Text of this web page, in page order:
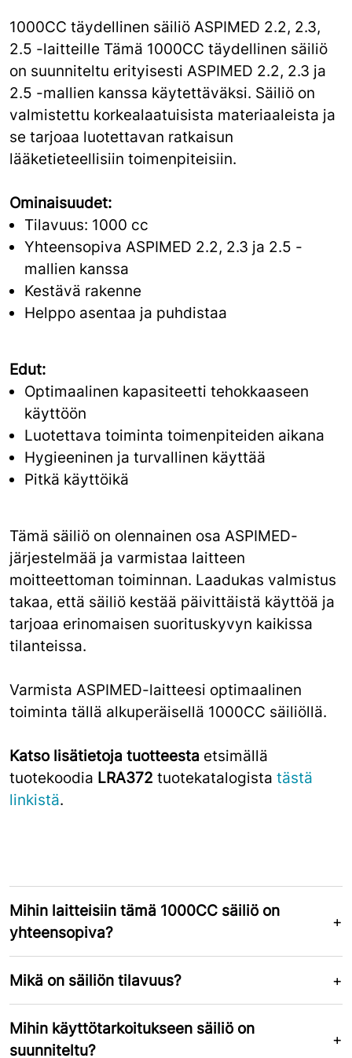
1000CC täydellinen säiliö ASPIMED 2.2, 2.3,
2.5 -laitteille Tämä 1000CC täydellinen säiliö
on suunniteltu erityisesti ASPIMED 2.2, 2.3 ja
2.5 -mallien kanssa käytettäväksi. Säiliö on
valmistettu korkealaatuisista materiaaleista ja
se tarjoaa luotettavan ratkaisun
lääketieteellisiin toimenpiteisiin.
Ominaisuudet:
Tilavuus: 1000 cc
Yhteensopiva ASPIMED 2.2, 2.3 ja 2.5 -
mallien kanssa
Kestävä rakenne
Helppo asentaa ja puhdistaa
Edut:
Optimaalinen kapasiteetti tehokkaaseen
käyttöön
Luotettava toiminta toimenpiteiden aikana
Hygieeninen ja turvallinen käyttää
Pitkä käyttöikä
Tämä säiliö on olennainen osa ASPIMED-
järjestelmää ja varmistaa laitteen
moitteettoman toiminnan. Laadukas valmistus
takaa, että säiliö kestää päivittäistä käyttöä ja
tarjoaa erinomaisen suorituskyvyn kaikissa
tilanteissa.
Varmista ASPIMED-laitteesi optimaalinen
toiminta tällä alkuperäisellä 1000CC säiliöllä.
Katso lisätietoja tuotteesta etsimällä
tuotekoodia LRA372 tuotekatalogista tästä
linkistä.
Mihin laitteisiin tämä 1000CC säiliö on
yhteensopiva?
Mikä on säiliön tilavuus?
Mihin käyttötarkoitukseen säiliö on
suunniteltu?